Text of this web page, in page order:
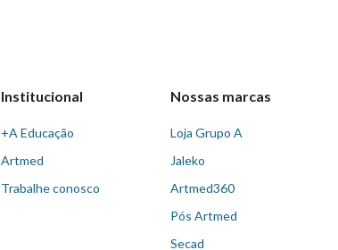
Institucional
+A Educação
Artmed
Trabalhe conosco
Nossas marcas
Loja Grupo A
Jaleko
Artmed360
Pós Artmed
Secad